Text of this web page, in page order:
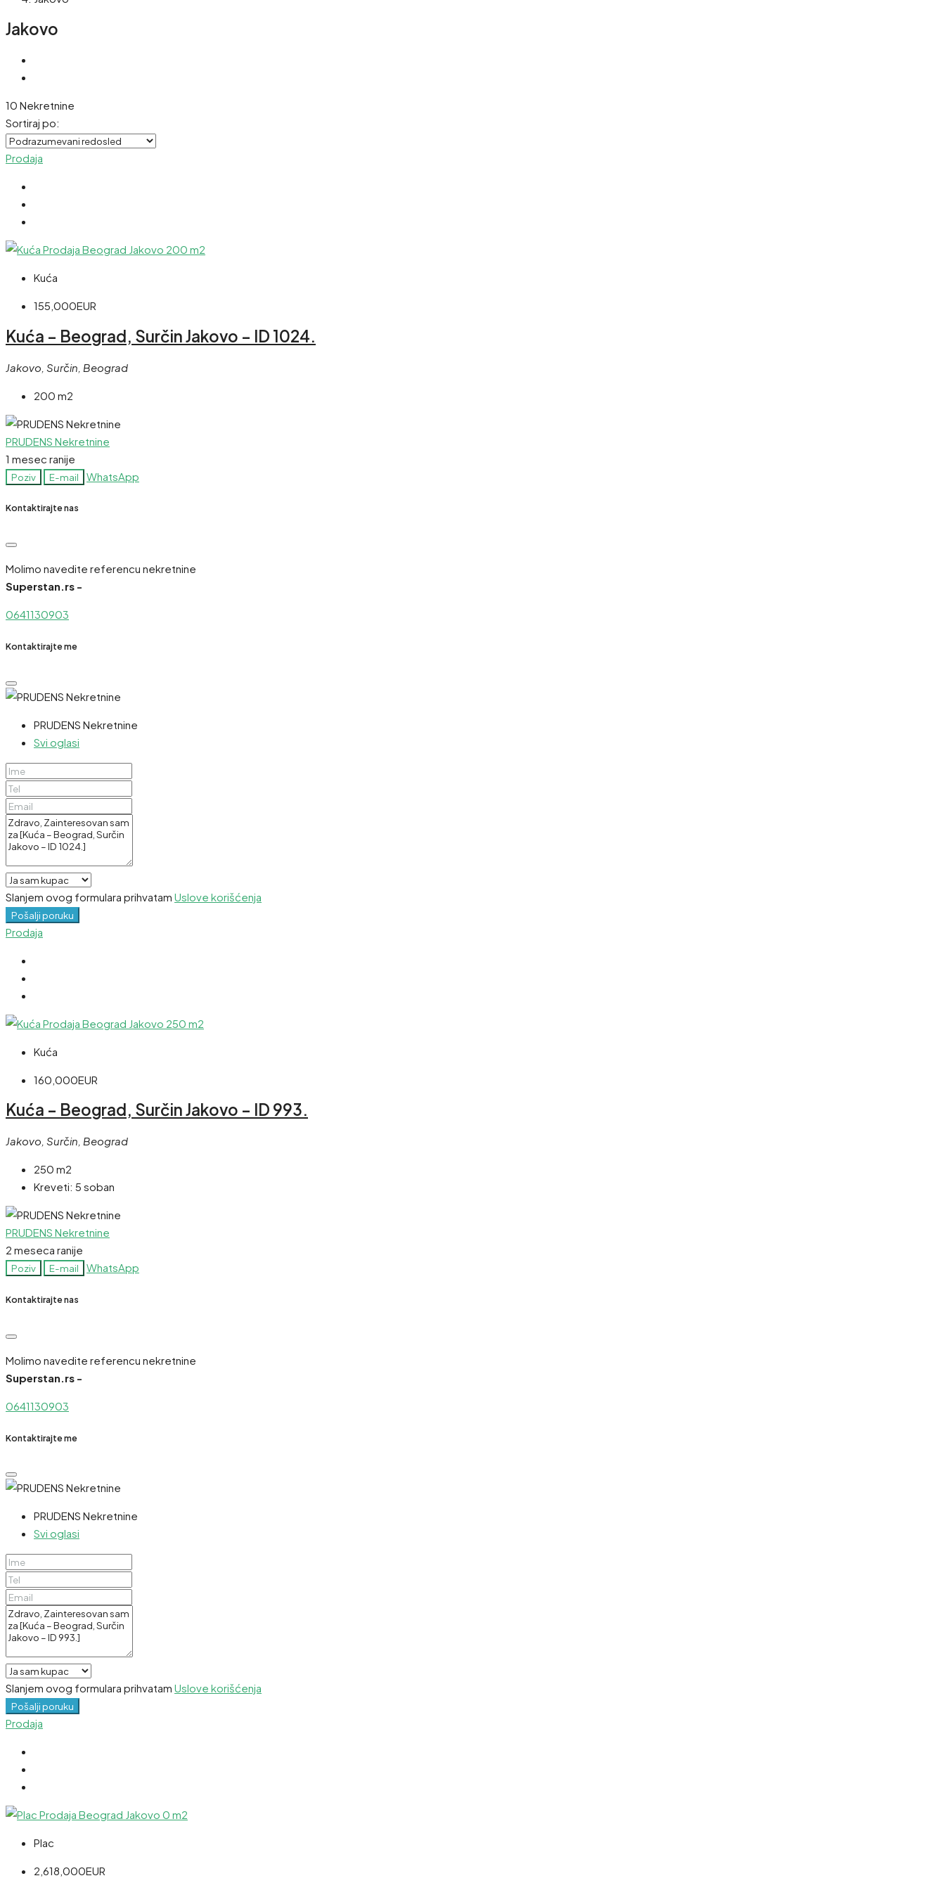
Jakovo
10 Nekretnine
Sortiraj po:
Prodaja
Kuća
155,000EUR
Kuća – Beograd, Surčin Jakovo – ID 1024.
Jakovo, Surčin, Beograd
200 m2
PRUDENS Nekretnine
1 mesec ranije
Poziv E-mail WhatsApp
Kontaktirajte nas
Molimo navedite referencu nekretnine
Superstan.rs -
0641130903
Kontaktirajte me
PRUDENS Nekretnine
Svi oglasi
Slanjem ovog formulara prihvatam Uslove korišćenja
Pošalji poruku
Prodaja
Kuća
160,000EUR
Kuća – Beograd, Surčin Jakovo – ID 993.
Jakovo, Surčin, Beograd
250 m2
Kreveti: 5 soban
PRUDENS Nekretnine
2 meseca ranije
Poziv E-mail WhatsApp
Kontaktirajte nas
Molimo navedite referencu nekretnine
Superstan.rs -
0641130903
Kontaktirajte me
PRUDENS Nekretnine
Svi oglasi
Slanjem ovog formulara prihvatam Uslove korišćenja
Pošalji poruku
Prodaja
Plac
2,618,000EUR